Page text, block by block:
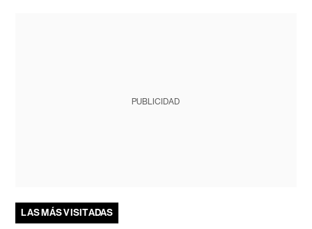
PUBLICIDAD
LAS MÁS VISITADAS